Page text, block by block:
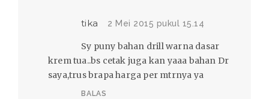
tika 2 Mei 2015 pukul 15.14
Sy puny bahan drill warna dasar
krem tua..bs cetak juga kan yaaa bahan Dr
saya,trus brapa harga per mtrnya ya
BALAS